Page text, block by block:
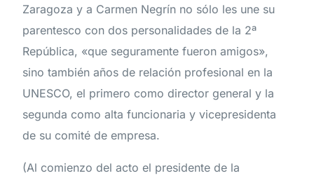
Zaragoza y a Carmen Negrín no sólo les une su
parentesco con dos personalidades de la 2ª
República, «que seguramente fueron amigos»,
sino también años de relación profesional en la
UNESCO, el primero como director general y la
segunda como alta funcionaria y vicepresidenta
de su comité de empresa.
(Al comienzo del acto el presidente de la